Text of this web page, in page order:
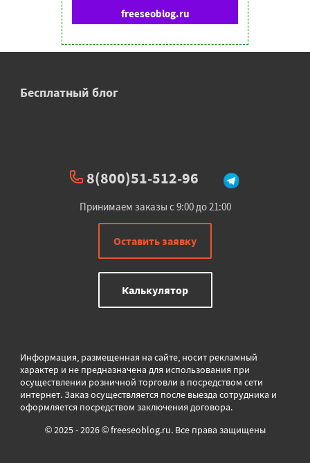
freeseoblog.ru
Бесплатный блог
8(800)51-512-96
Принимаем заказы с 9:00 до 21:00
Оставить заявку
Калькулятор
Информация, размещенная на сайте, носит рекламный
характер и не предназначена для использования при
осуществлении розничной торговли в посредством сети
интернет. Заказ осуществляется после выезда сотрудника и
оформляется посредством заключения договора.
© 2025 - 2026 © freeseoblog.ru. Все права защищены